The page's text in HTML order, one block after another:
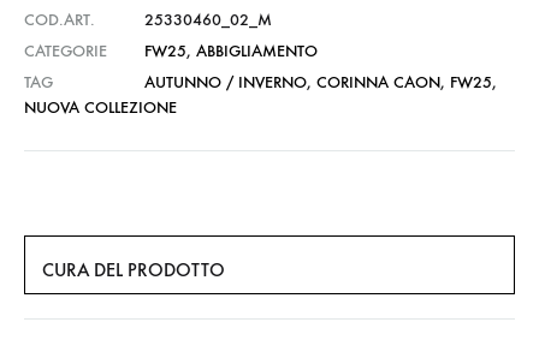
COD.ART.
25330460_02_M
CATEGORIE
FW25, ABBIGLIAMENTO
TAG
AUTUNNO / INVERNO, CORINNA CAON, FW25,
NUOVA COLLEZIONE
CURA DEL PRODOTTO